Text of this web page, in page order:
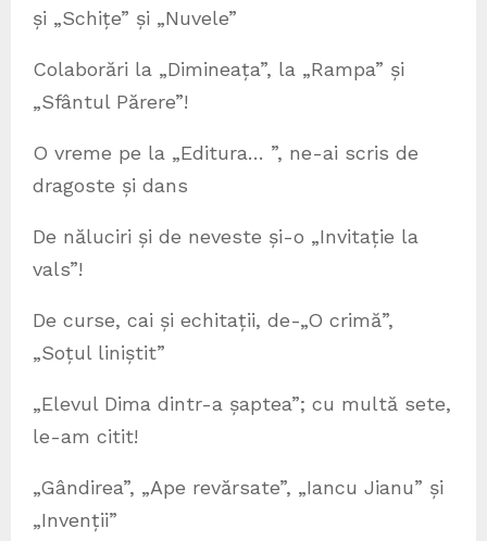
și „Schițe” și „Nuvele”
Colaborări la „Dimineața”, la „Rampa” și
„Sfântul Părere”!
O vreme pe la „Editura… ”, ne-ai scris de
dragoste și dans
De năluciri și de neveste și-o „Invitație la
vals”!
De curse, cai și echitații, de-„O crimă”,
„Soțul liniștit”
„Elevul Dima dintr-a șaptea”; cu multă sete,
le-am citit!
„Gândirea”, „Ape revărsate”, „Iancu Jianu” și
„Invenții”